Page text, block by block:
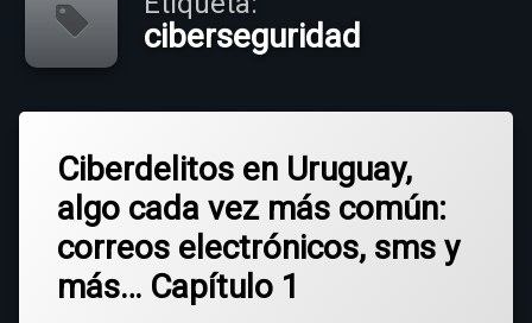
ciberseguridad
Ciberdelitos en Uruguay,
algo cada vez más común:
correos electrónicos, sms y
más… Capítulo 1
ciberdelitos
ciberseguridad
sextorsión
un
comentario
en
Ciberdelitos
en
Uruguay,
algo